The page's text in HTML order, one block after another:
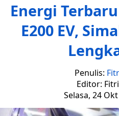
Energi
E200 EV,
Penulis:
Editor:
Selasa, 24